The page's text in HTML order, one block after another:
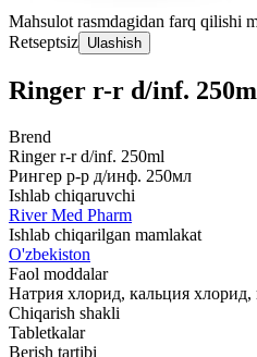
Mahsulot rasmdagidan farq qilishi
Retseptsiz Ulashish
Ringer r-r d/inf.
Brend
Ringer r-r d/inf. 250ml
Рингер р-р д/инф. 250мл
Ishlab chiqaruvchi
River Med Pharm
Ishlab chiqarilgan mamlakat
O'zbekiston
Faol moddalar
Натрия хлорид, кальция хлорид,
Chiqarish shakli
Tabletkalar
Berish tartibi